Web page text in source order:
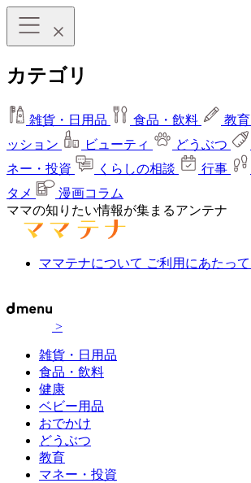
カテゴリ
雑貨・日用品 食品・飲料 教育
ッション
ビューティ どうぶつ
ネー・投資
くらしの相談 行事
タメ
漫画コラム
ママの知りたい情報が集まるアンテナ
ママテナについて ご利用にあたって
>
雑貨・日用品
食品・飲料
健康
ベビー用品
おでかけ
どうぶつ
教育
マネー・投資